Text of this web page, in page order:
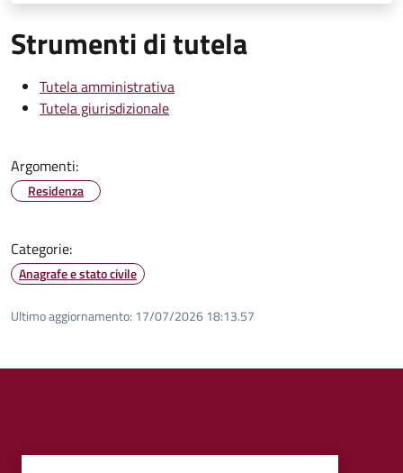
Strumenti di tutela
Tutela amministrativa
Tutela giurisdizionale
Argomenti:
Residenza
Categorie:
Anagrafe e stato civile
Ultimo aggiornamento: 17/07/2026 18:13.57